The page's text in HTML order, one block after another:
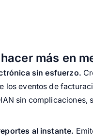
más en
sin esfuerzo.
los eventos de
sin complicaciones,
al instante.